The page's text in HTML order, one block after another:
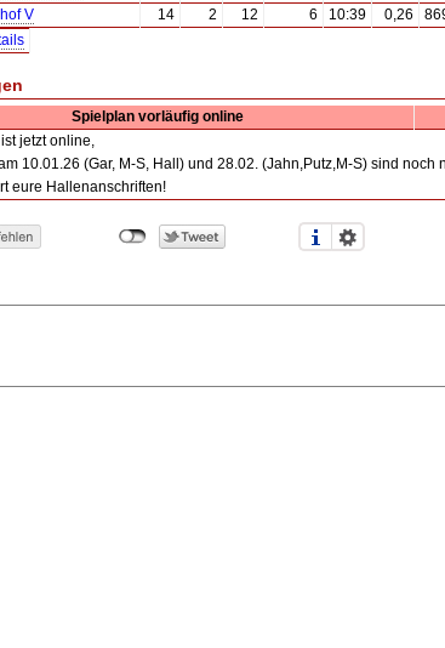
V 14 2 12 6 10:39 0,26
Spielplan vorläufig online
jetzt online,
10.01.26 (Gar, M-S, Hall) und 28.02. (Jahn,Putz,M-S) sind noch
eure Hallenanschriften!